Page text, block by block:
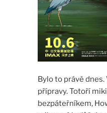
Bylo to právě dnes.
přípravy. Totoří
bezpáteřníkem,